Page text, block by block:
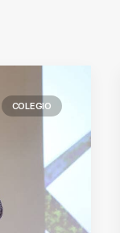
COLEGIO